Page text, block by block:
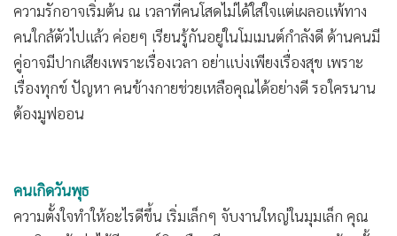
ความรักอาจเริ่มต้น ณ เวลาที่คนโสดไม่ได้ใส่ใจแต่เผลอแพ้ทาง
คนใกล้ตัวไปแล้ว ค่อยๆ เรียนรู้กันอยู่ในโมเมนต์กำลังดี ด้านคนมี
คู่อาจมีปากเสียงเพราะเรื่องเวลา อย่าแบ่งเพียงเรื่องสุข เพราะ
เรื่องทุกข์ ปัญหา คนข้างกายช่วยเหลือคุณได้อย่างดี รอใครนาน
ต้องมูฟออน
คนเกิดวันพุธ
ความตั้งใจทำให้อะไรดีขึ้น เริ่มเล็กๆ จับงานใหญ่ในมุมเล็ก คุณ